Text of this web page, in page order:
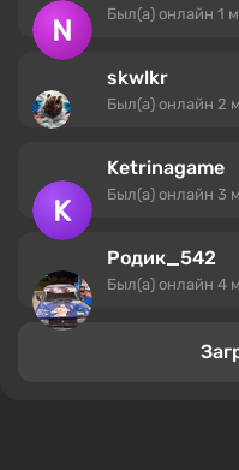
Был(а) онлайн 1
skwlkr
Был(а) онлайн 2
Ketrinagame
Был(а) онлайн 3
Родик_542
Был(а) онлайн 4